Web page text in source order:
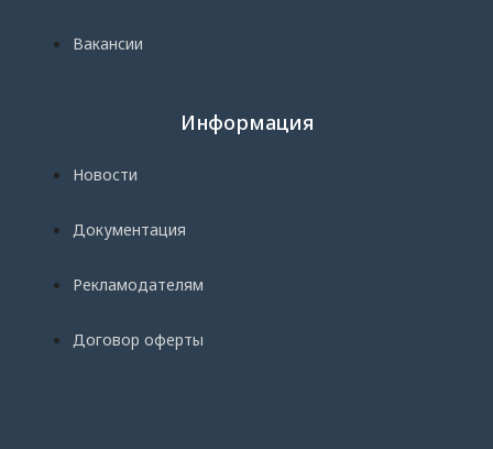
Вакансии
Информация
Новости
Документация
Рекламодателям
Договор оферты